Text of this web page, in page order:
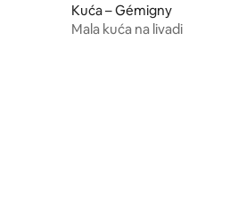
Kuća – Gémigny
Mala kuća na livadi